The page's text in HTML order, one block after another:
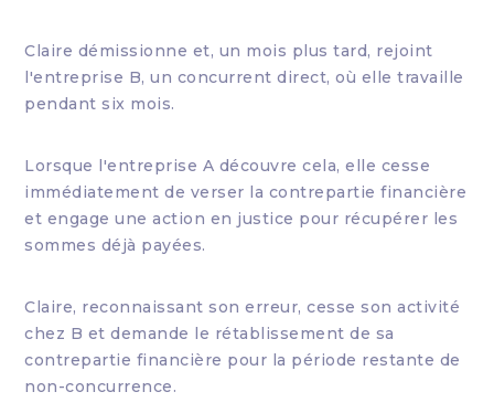
Claire démissionne et, un mois plus tard, rejoint
l'entreprise B, un concurrent direct, où elle travaille
pendant six mois.
Lorsque l'entreprise A découvre cela, elle cesse
immédiatement de verser la contrepartie financière
et engage une action en justice pour récupérer les
sommes déjà payées.
Claire, reconnaissant son erreur, cesse son activité
chez B et demande le rétablissement de sa
contrepartie financière pour la période restante de
non-concurrence.